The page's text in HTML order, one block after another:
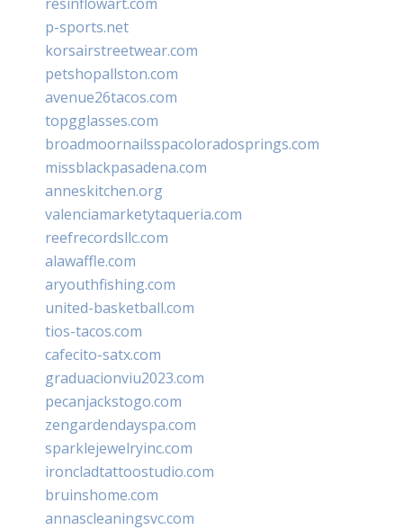
p-sports.net
korsairstreetwear.com
petshopallston.com
avenue26tacos.com
topgglasses.com
broadmoornailsspacoloradosprings.com
missblackpasadena.com
anneskitchen.org
valenciamarketytaqueria.com
reefrecordsllc.com
alawaffle.com
aryouthfishing.com
united-basketball.com
tios-tacos.com
cafecito-satx.com
graduacionviu2023.com
pecanjackstogo.com
zengardendayspa.com
sparklejewelryinc.com
ironcladtattoostudio.com
bruinshome.com
annascleaningsvc.com